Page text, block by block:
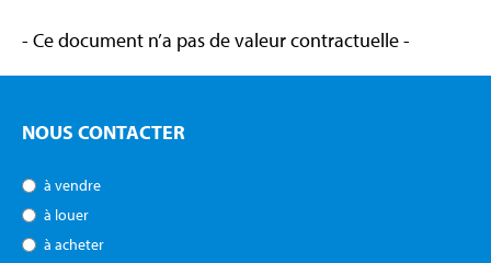
- Ce document n’a pas de valeur contractuelle -
NOUS CONTACTER
à vendre
à louer
à acheter